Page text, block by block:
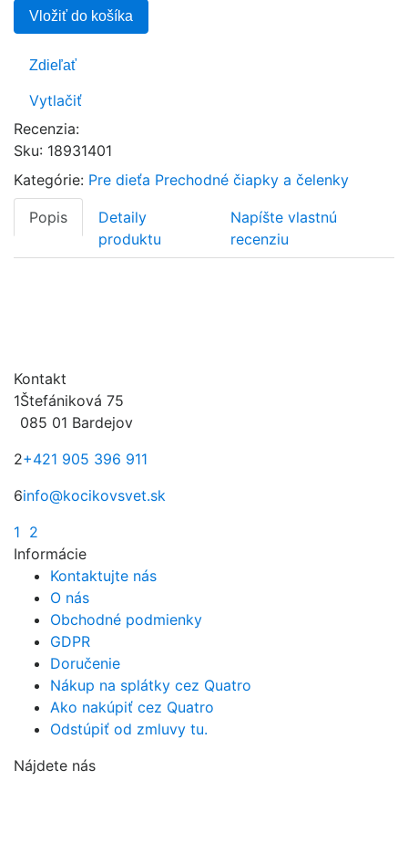
Vložiť do košíka
Zdieľať
Vytlačiť
Recenzia:
Sku: 18931401
Kategórie: Pre dieťa Prechodné čiapky a čelenky
Popis
Detaily
produktu
Napíšte vlastnú
recenziu
Kontakt
1Štefániková 75
085 01 Bardejov
2+421 905 396 911
6info@kocikovsvet.sk
1 2
Informácie
Kontaktujte nás
O nás
Obchodné podmienky
GDPR
Doručenie
Nákup na splátky cez Quatro
Ako nakúpiť cez Quatro
Odstúpiť od zmluvy tu.
Nájdete nás